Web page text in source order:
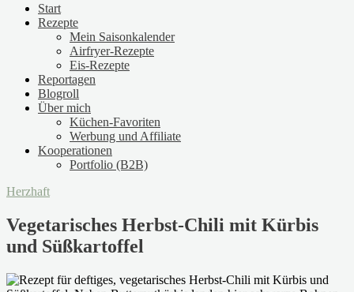
Start
Rezepte
Mein Saisonkalender
Airfryer-Rezepte
Eis-Rezepte
Reportagen
Blogroll
Über mich
Küchen-Favoriten
Werbung und Affiliate
Kooperationen
Portfolio (B2B)
Herzhaft
Vegetarisches Herbst-Chili mit Kürbis
und Süßkartoffel